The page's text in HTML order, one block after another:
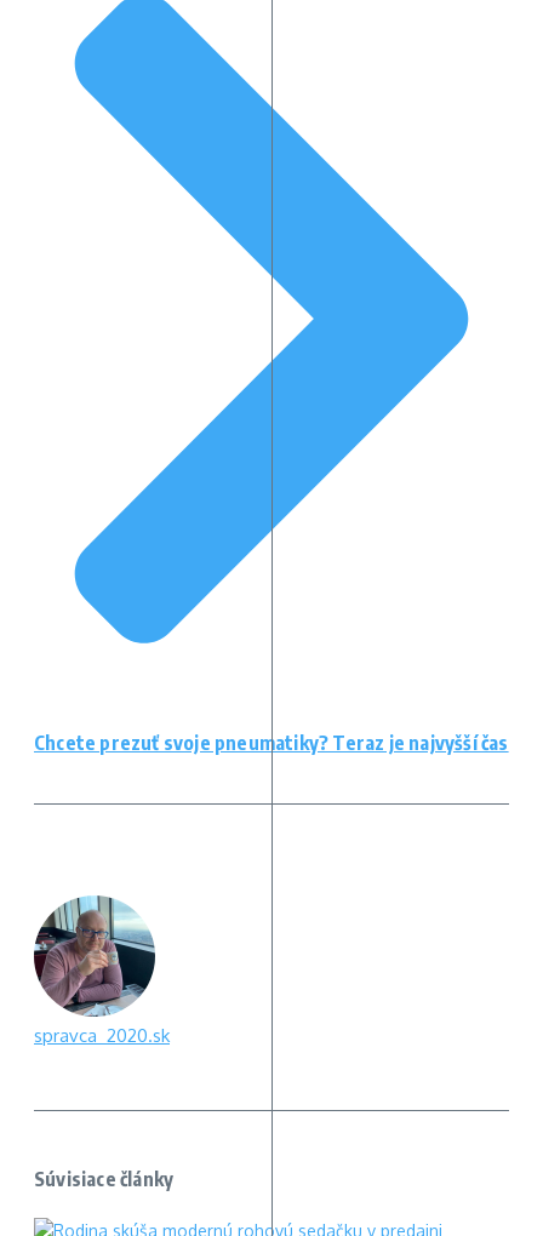
Chcete prezuť svoje pneumatiky? Teraz je najvyšší čas
spravca_2020.sk
Súvisiace články